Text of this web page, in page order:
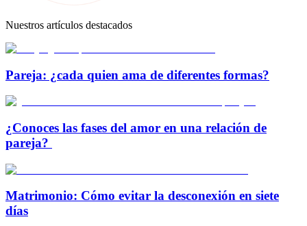
Nuestros artículos destacados
Pareja: ¿cada quien ama de diferentes formas?
¿Conoces las fases del amor en una relación de
pareja?
Matrimonio: Cómo evitar la desconexión en siete
días